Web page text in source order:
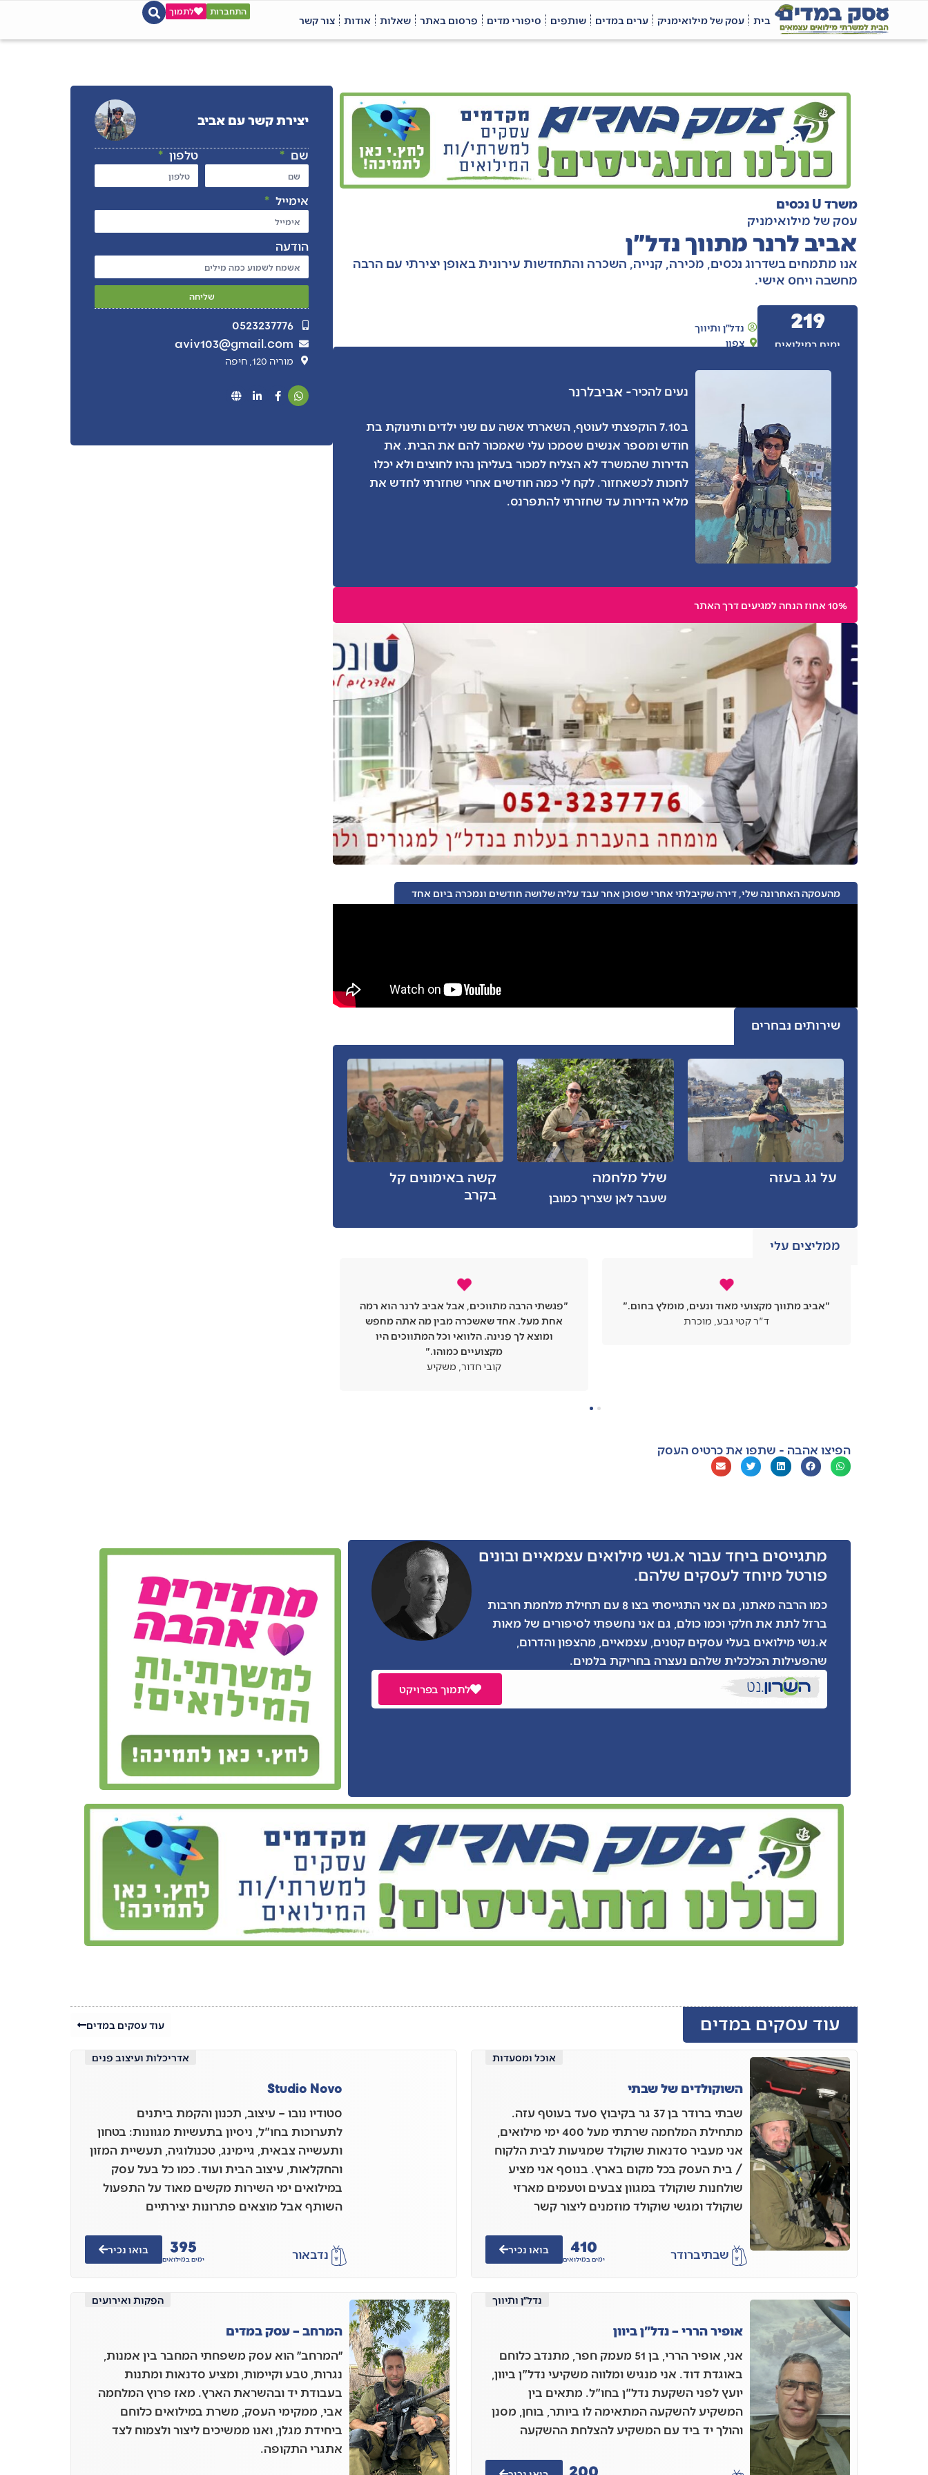
בית עסק של מילואימניק ערים במדים שותפים סיפורי מדים פרסום באתר שאלות אודות צור קשר
התחברות לתמוך
משרד U נכסים
עסק של מילואימניק
אביב לרנר מתווך נדל"ן
אנו מתמחים בשדרוג נכסים, מכירה, קנייה, השכרה והתחדשות עירונית באופן יצירתי עם הרבה
מחשבה ויחס אישי.
נדל״ן ותיווך
צפון
ימים במילואים
219
נעים להכיר- אביבלרנר
ב7.10 הוקפצתי לעוטף, השארתי אשה עם שני ילדים ותינוקת בת
חודש ומספר אנשים שסמכו עלי שאמכור להם את הבית. את
הדירות שהמשרד לא הצליח למכור בעליהן נהיו לחוצים ולא יכלו
לחכות לכשאחזור. לקח לי כמה חודשים אחרי שחזרתי לחדש את
מלאי הדירות עד שחזרתי להתפרנס.
10% אחוז הנחה למגיעים דרך האתר
מהעסקה האחרונה שלי, דירה שקיבלתי אחרי שסוכן אחר עבד עליה שלושה חודשים ונמכרה ביום אחד
שירותים נבחרים
על גג בעזה שלל מלחמה
שעבר לאן שצריך כמובן
קשה באימונים קל
בקרב
ממליצים עלי
"אביב מתווך מקצועי מאוד ונעים, מומלץ בחום."
ד"ר קטי גבע, מוכרת
"פגשתי הרבה מתווכים, אבל אביב לרנר הוא רמה
אחת מעל. אחד שאשכרה מבין מה אתה מחפש
ומוצא לך פנינה. הלוואי וכל המתווכים היו
מקצועיים כמוהו."
קובי חדור, משקיע
הפיצו אהבה - שתפו את כרטיס העסק
יצירת קשר עם אביב
שם טלפון
אימייל
הודעה
שליחה
0523237776
aviv103@gmail.com
מוריה 120, חיפה
מתגייסים ביחד עבור א.נשי מילואים עצמאיים ובונים
פורטל מיוחד לעסקים שלהם.
כמו הרבה מאתנו, גם אני התגייסתי בצו 8 עם תחילת מלחמת חרבות
ברזל לתת את חלקי וכמו כולם, גם אני נחשפתי לסיפורים של מאות
א.נשי מילואים בעלי עסקים קטנים, עצמאיים, מהצפון והדרום,
שהפעילות הכלכלית שלהם נעצרה בחריקת בלמים.
לתמוך בפרויקט
עוד עסקים במדים עוד עסקים במדים
אוכל ומסעדות
השוקולדים של שבתי
שבתי ברודר בן 37 גר בקיבוץ סעד בעוטף עזה.
מתחילת המלחמה שרתתי מעל 400 ימי מילואים,
אני מעביר סדנאות שוקולד שמגיעות לבית הלקוח
/ בית העסק בכל מקום בארץ. בנוסף אני מציע
שולחנות שוקולד במגוון צבעים וטעמים מארזי
שוקולד ומגשי שוקולד מוזמנים ליצור קשר
שבתיברודר ימים במילואים
410 בואו נכיר
אדריכלות ועיצוב פנים
Studio Novo
סטודיו נובו – עיצוב, תכנון והקמת ביתנים
לתערוכות בחו"ל, ניסיון בתעשיות מגוונות: בטחון
ותעשייה צבאית, גיימינג, טכנולוגיה, תעשיית המזון
והחקלאות, עיצוב הבית ועוד. כמו כל בעל עסק
במילואים ימי השירות מקשים מאוד על התפעול
השותף אבל מוצאים פתרונות יצירתיים
נדבאור ימים במילואים
395 בואו נכיר
נדל״ן ותיווך
אופיר הררי – נדל"ן ביוון
אני, אופיר הררי, בן 51 מעמק חפר, מתנדב כלוחם
באוגדת דוד. אני מנגיש ומלווה משקיעי נדל"ן ביוון,
יועץ לפני השקעת נדל"ן בחו"ל. מתאים בין
המשקיע להשקעה המתאימה לו ביותר, בוחן, מסנן
והולך יד ביד עם המשקיע להצלחת ההשקעה
200
הפקות ואירועים
המרחב – עסק במדים
״המרחב״ הוא עסק משפחתי המחבר בין אמנות,
נגרות, טבע וקיימות, ומציע סדנאות ומתנות
בעבודת יד ובהשראת הארץ. מאז פרוץ המלחמה
אבי, ממקימי העסק, משרת במילואים כלוחם
ביחידת מגלן, ואנו ממשיכים ליצור ולצמוח לצד
אתגרי התקופה.